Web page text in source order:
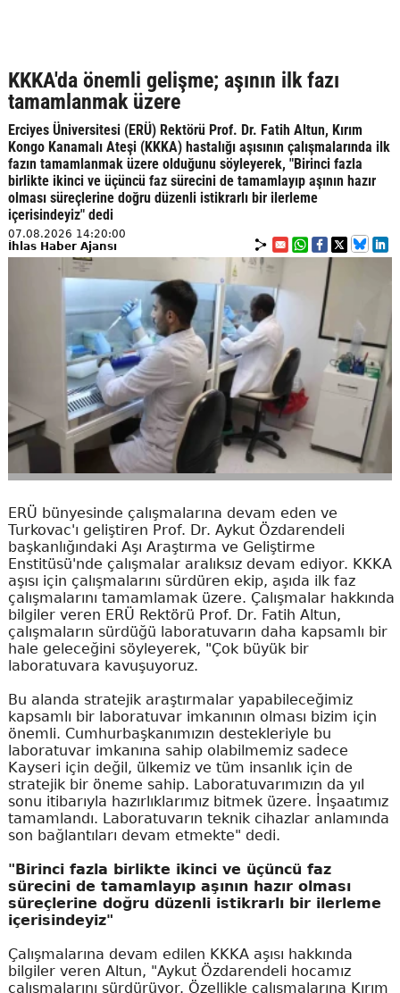
KKKA'da önemli gelişme; aşının ilk fazı
tamamlanmak üzere
Erciyes Üniversitesi (ERÜ) Rektörü Prof. Dr. Fatih Altun, Kırım
Kongo Kanamalı Ateşi (KKKA) hastalığı aşısının çalışmalarında ilk
fazın tamamlanmak üzere olduğunu söyleyerek, "Birinci fazla
birlikte ikinci ve üçüncü faz sürecini de tamamlayıp aşının hazır
olması süreçlerine doğru düzenli istikrarlı bir ilerleme
içerisindeyiz" dedi
07.08.2026 14:20:00
İhlas Haber Ajansı
ERÜ bünyesinde çalışmalarına devam eden ve
Turkovac'ı geliştiren Prof. Dr. Aykut Özdarendeli
başkanlığındaki Aşı Araştırma ve Geliştirme
Enstitüsü'nde çalışmalar aralıksız devam ediyor. KKKA
aşısı için çalışmalarını sürdüren ekip, aşıda ilk faz
çalışmalarını tamamlamak üzere. Çalışmalar hakkında
bilgiler veren ERÜ Rektörü Prof. Dr. Fatih Altun,
çalışmaların sürdüğü laboratuvarın daha kapsamlı bir
hale geleceğini söyleyerek, "Çok büyük bir
laboratuvara kavuşuyoruz.
Bu alanda stratejik araştırmalar yapabileceğimiz
kapsamlı bir laboratuvar imkanının olması bizim için
önemli. Cumhurbaşkanımızın destekleriyle bu
laboratuvar imkanına sahip olabilmemiz sadece
Kayseri için değil, ülkemiz ve tüm insanlık için de
stratejik bir öneme sahip. Laboratuvarımızın da yıl
sonu itibarıyla hazırlıklarımız bitmek üzere. İnşaatımız
tamamlandı. Laboratuvarın teknik cihazlar anlamında
son bağlantıları devam etmekte" dedi.
"Birinci fazla birlikte ikinci ve üçüncü faz
sürecini de tamamlayıp aşının hazır olması
süreçlerine doğru düzenli istikrarlı bir ilerleme
içerisindeyiz"
Çalışmalarına devam edilen KKKA aşısı hakkında
bilgiler veren Altun, "Aykut Özdarendeli hocamız
çalışmalarını sürdürüyor. Özellikle çalışmalarına Kırım